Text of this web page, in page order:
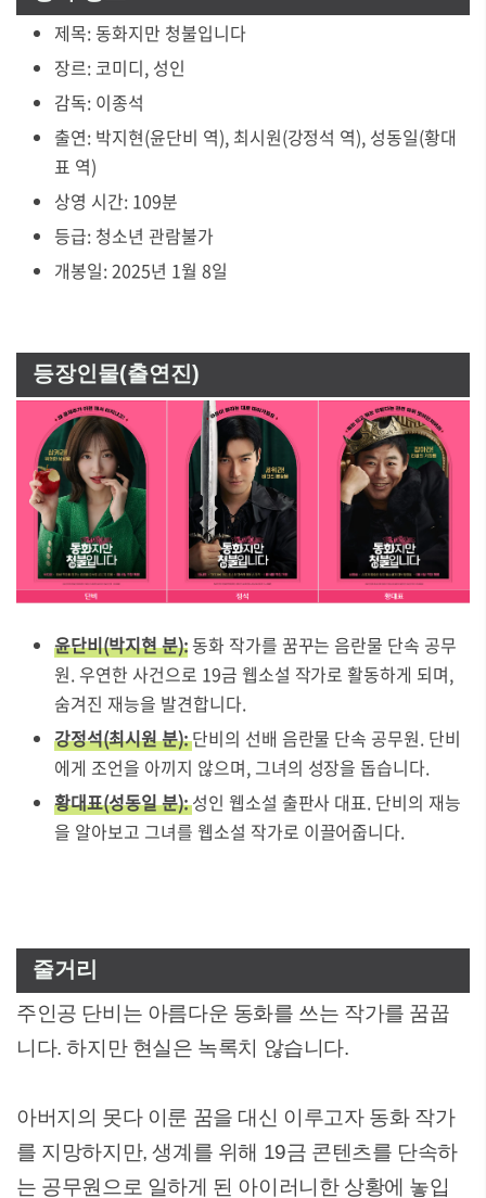
제목: 동화지만 청불입니다
장르: 코미디, 성인
감독: 이종석
출연: 박지현(윤단비 역), 최시원(강정석 역), 성동일(황대
표 역)
상영 시간: 109분
등급: 청소년 관람불가
개봉일: 2025년 1월 8일
등장인물(출연진)
윤단비(박지현 분):동화 작가를 꿈꾸는 음란물 단속 공무
원. 우연한 사건으로 19금 웹소설 작가로 활동하게 되며,
숨겨진 재능을 발견합니다.
강정석(최시원 분):단비의 선배 음란물 단속 공무원. 단비
에게 조언을 아끼지 않으며, 그녀의 성장을 돕습니다.
황대표(성동일 분):성인 웹소설 출판사 대표. 단비의 재능
을 알아보고 그녀를 웹소설 작가로 이끌어줍니다.
줄거리
주인공 단비는 아름다운 동화를 쓰는 작가를 꿈꿉
니다. 하지만 현실은 녹록치 않습니다.
아버지의 못다 이룬 꿈을 대신 이루고자 동화 작가
를 지망하지만, 생계를 위해 19금 콘텐츠를 단속하
는 공무원으로 일하게 된 아이러니한 상황에 놓입